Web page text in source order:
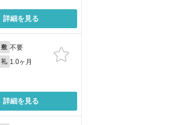
詳細を見る
敷 不要
礼 1.0ヶ月
詳細を見る